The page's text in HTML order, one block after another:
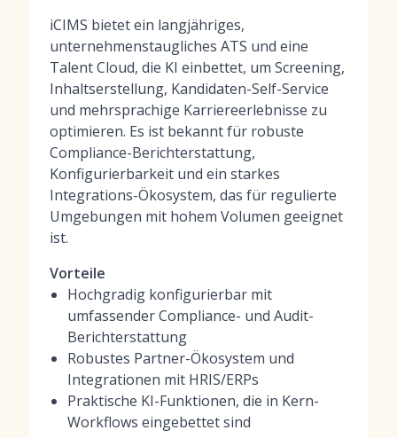
iCIMS bietet ein langjähriges,
unternehmenstaugliches ATS und eine
Talent Cloud, die KI einbettet, um Screening,
Inhaltserstellung, Kandidaten-Self-Service
und mehrsprachige Karriereerlebnisse zu
optimieren. Es ist bekannt für robuste
Compliance-Berichterstattung,
Konfigurierbarkeit und ein starkes
Integrations-Ökosystem, das für regulierte
Umgebungen mit hohem Volumen geeignet
ist.
Vorteile
Hochgradig konfigurierbar mit
umfassender Compliance- und Audit-
Berichterstattung
Robustes Partner-Ökosystem und
Integrationen mit HRIS/ERPs
Praktische KI-Funktionen, die in Kern-
Workflows eingebettet sind